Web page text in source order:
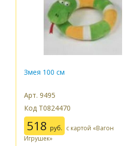
Змея 100 см
Арт. 9495
Код Т0824470
518 руб. с картой «Вагон
Игрушек»